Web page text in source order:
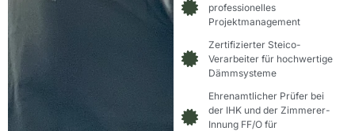
professionelles
Projektmanagement
Zertifizierter Steico-
Verarbeiter für hochwertige
Dämmsysteme
Ehrenamtlicher Prüfer bei
der IHK und der Zimmerer-
Innung FF/O für